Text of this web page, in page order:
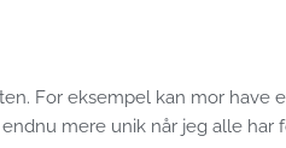
For eksempel kan mor
mere unik når jeg alle har